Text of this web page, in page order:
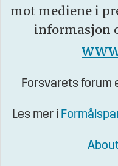
mot mediene i
informasjon
Forsvarets forum
Les mer i